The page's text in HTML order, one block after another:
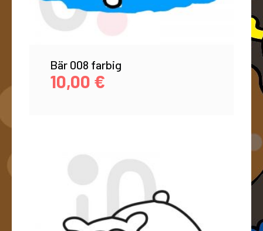
Bär 008 farbig
10,00 €